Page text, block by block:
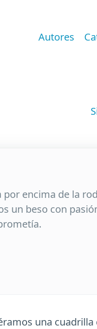
Autores
encima de la
un beso con
una cuadrilla